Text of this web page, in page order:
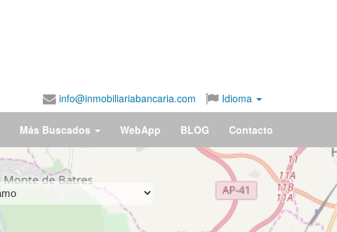
info@inmobiliariabancaria.com Idioma
Más Buscados WebApp BLOG Contacto